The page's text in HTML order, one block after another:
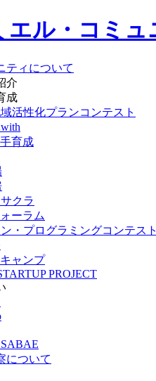
ティについて
介
成
活性化プランコンテスト
育成
クラ
ーラム
・プログラミングコンテスト
ャンプ
PROJECT
について